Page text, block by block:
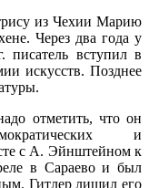
из Чехии Марию
Через два года у
писатель вступил в
искусств. Позднее
отметить, что он
и
с А. Эйнштейном к
в Сараево и был
Гитлер лишил его